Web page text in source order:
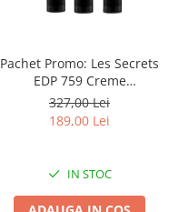
Pachet Promo: Les Secrets
EDP 759 Creme
Caramelisee, 50 ml + Apa
de Parfum Caramel Sublime
Tentation, 50 ml
327,00 Lei
189,00 Lei
IN STOC